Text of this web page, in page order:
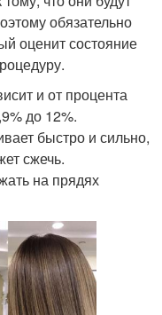
обязательно
оценит состояние
и от процента
до 12%.
быстро и сильно,
сжечь.
на прядях